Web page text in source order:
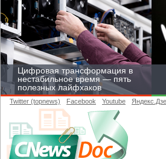
Цифровая трансформация в
нестабильное время — пять
полезных лайфхаков
Twitter (topnews) Facebook Youtube